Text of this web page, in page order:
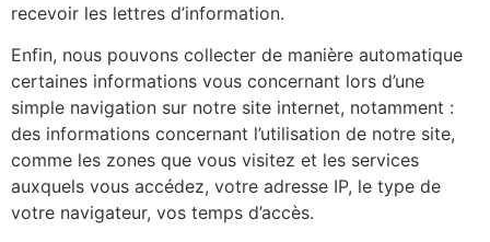
recevoir les lettres d’information.
Enfin, nous pouvons collecter de manière automatique
certaines informations vous concernant lors d’une
simple navigation sur notre site internet, notamment :
des informations concernant l’utilisation de notre site,
comme les zones que vous visitez et les services
auxquels vous accédez, votre adresse IP, le type de
votre navigateur, vos temps d’accès.